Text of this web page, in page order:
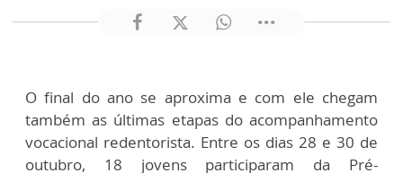
O final do ano se aproxima e com ele chegam
também as últimas etapas do acompanhamento
vocacional redentorista. Entre os dias 28 e 30 de
outubro, 18 jovens participaram da Pré-